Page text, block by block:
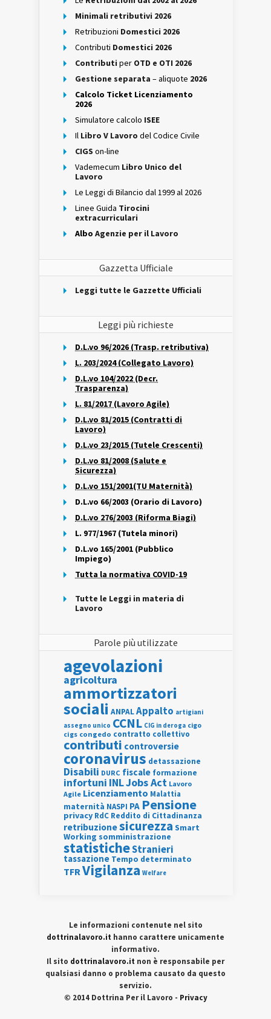
Minimali retributivi 2026
Retribuzioni Domestici 2026
Contributi Domestici 2026
Contributi per OTD e OTI 2026
Gestione separata – aliquote 2026
Calcolo Ticket Licenziamento
2026
Simulatore calcolo ISEE
Il Libro V Lavoro del Codice Civile
CIGS on-line
Vademecum Libro Unico del
Lavoro
Le Leggi di Bilancio dal 1999 al 2026
Linee Guida Tirocini
extracurriculari
Albo Agenzie per il Lavoro
Gazzetta Ufficiale
Leggi tutte le Gazzette Ufficiali
Leggi più richieste
D.L.vo 96/2026 (Trasp. retributiva)
L. 203/2024 (Collegato Lavoro)
D.L.vo 104/2022 (Decr.
Trasparenza)
L. 81/2017 (Lavoro Agile)
D.L.vo 81/2015 (Contratti di
Lavoro)
D.L.vo 23/2015 (Tutele Crescenti)
D.L.vo 81/2008 (Salute e
Sicurezza)
D.L.vo 151/2001(TU Maternità)
D.L.vo 66/2003 (Orario di Lavoro)
D.L.vo 276/2003 (Riforma Biagi)
L. 977/1967 (Tutela minori)
D.L.vo 165/2001 (Pubblico
Impiego)
Tutta la normativa COVID-19
Tutte le Leggi in materia di
Lavoro
Parole più utilizzate
agevolazioni
agricoltura
ammortizzatori
sociali ANPALAppalto artigiani
assegno unico CCNL CIG in deroga cigo
cigs congedo contratto collettivo
contributi controversie
coronavirus detassazione
Disabili DURC fiscale formazione
infortuni INLJobs Act Lavoro
Agile Licenziamento Malattia
maternità NASPI PA Pensione
privacy RdC Reddito di Cittadinanza
retribuzionesicurezza Smart
Working somministrazione
statisticheStranieri
tassazione Tempo determinato
TFRVigilanza Welfare
Le informazioni contenute nel sito
dottrinalavoro.it hanno carattere unicamente
informativo.
Il sito dottrinalavoro.it non è responsabile per
qualsiasi danno o problema causato da questo
servizio.
© 2014 Dottrina Per il Lavoro - Privacy